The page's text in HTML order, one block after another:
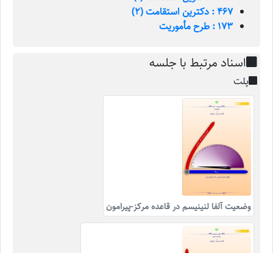
467 : دکترین استقامت (2)
173 : طرح مأموریت
اسناد مرتبط با جلسه
پلت
وضعیت آلفا لنینیسم در قاعده مرکز-پیرامون